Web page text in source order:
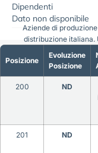
Dipendenti
Dato non disponibile
Posizione
Evoluzione
Posizione
200 ND
201 ND
Aziende di
distribuzione italiana.